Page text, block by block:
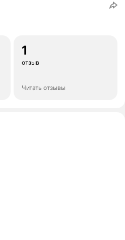
1
отзыв
Читать отзывы